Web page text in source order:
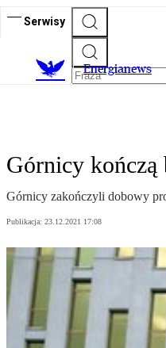
Serwisy
Energianews
Górnicy kończą
Górnicy zakończyli dobowy
Publikacja: 23.12.2021 17:08